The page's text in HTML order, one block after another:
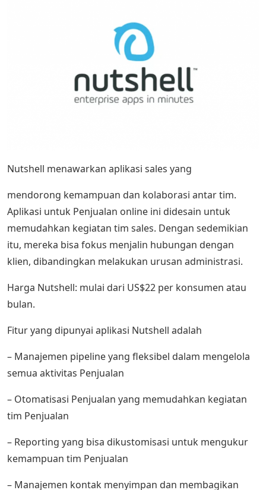
Nutshell menawarkan aplikasi sales yang
mendorong kemampuan dan kolaborasi antar tim.
Aplikasi untuk Penjualan online ini didesain untuk
memudahkan kegiatan tim sales. Dengan sedemikian
itu, mereka bisa fokus menjalin hubungan dengan
klien, dibandingkan melakukan urusan administrasi.
Harga Nutshell: mulai dari US$22 per konsumen atau
bulan.
Fitur yang dipunyai aplikasi Nutshell adalah
– Manajemen pipeline yang fleksibel dalam mengelola
semua aktivitas Penjualan
– Otomatisasi Penjualan yang memudahkan kegiatan
tim Penjualan
– Reporting yang bisa dikustomisasi untuk mengukur
kemampuan tim Penjualan
– Manajemen kontak menyimpan dan membagikan